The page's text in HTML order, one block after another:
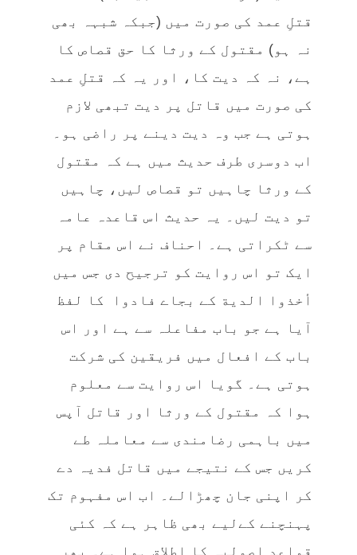
قتلِ عمد کی صورت میں (جبکہ شبہہ بھی
نہ ہو) مقتول کے ورثا کا حق قصاص کا
ہے، نہ کہ دیت کا، اور یہ کہ قتلِ عمد
کی صورت میں قاتل پر دیت تبھی لازم
ہوتی ہے جب وہ دیت دینے پر راضی ہو۔
اب دوسری طرف حدیث میں ہے کہ مقتول
کے ورثا چاہیں تو قصاص لیں، چاہیں
تو دیت لیں۔ یہ حدیث اس قاعدہ عامہ
سے ٹکراتی ہے۔ احناف نے اس مقام پر
ایک تو اس روایت کو ترجیح دی جس میں
أخذوا الدیة کے بجاے فادوا کا لفظ
آیا ہے جو باب مفاعلہ سے ہے اور اس
باب کے افعال میں فریقین کی شرکت
ہوتی ہے۔ گویا اس روایت سے معلوم
ہوا کہ مقتول کے ورثا اور قاتل آپس
میں باہمی رضامندی سے معاملہ طے
کریں جس کے نتیجے میں قاتل فدیہ دے
کر اپنی جان چھڑالے۔ اب اس مفہوم تک
پہنچنے کےلیے بھی ظاہر ہے کہ کئی
قواعدِ اصولیہ کا اطلاق ہوا ہے۔ پھر